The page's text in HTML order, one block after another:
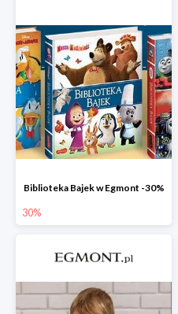
Biblioteka Bajek w Egmont -30%
30%